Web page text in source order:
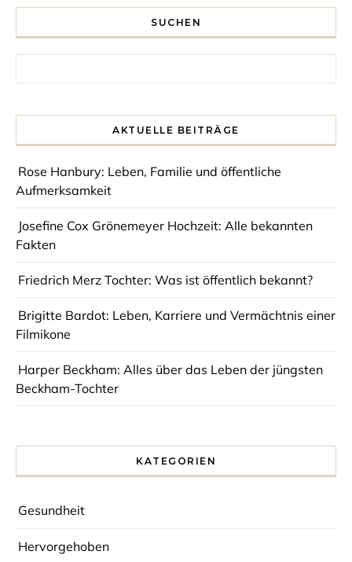
SUCHEN
AKTUELLE BEITRÄGE
Rose Hanbury: Leben, Familie und öffentliche
Aufmerksamkeit
Josefine Cox Grönemeyer Hochzeit: Alle bekannten
Fakten
Friedrich Merz Tochter: Was ist öffentlich bekannt?
Brigitte Bardot: Leben, Karriere und Vermächtnis einer
Filmikone
Harper Beckham: Alles über das Leben der jüngsten
Beckham-Tochter
KATEGORIEN
Gesundheit
Hervorgehoben